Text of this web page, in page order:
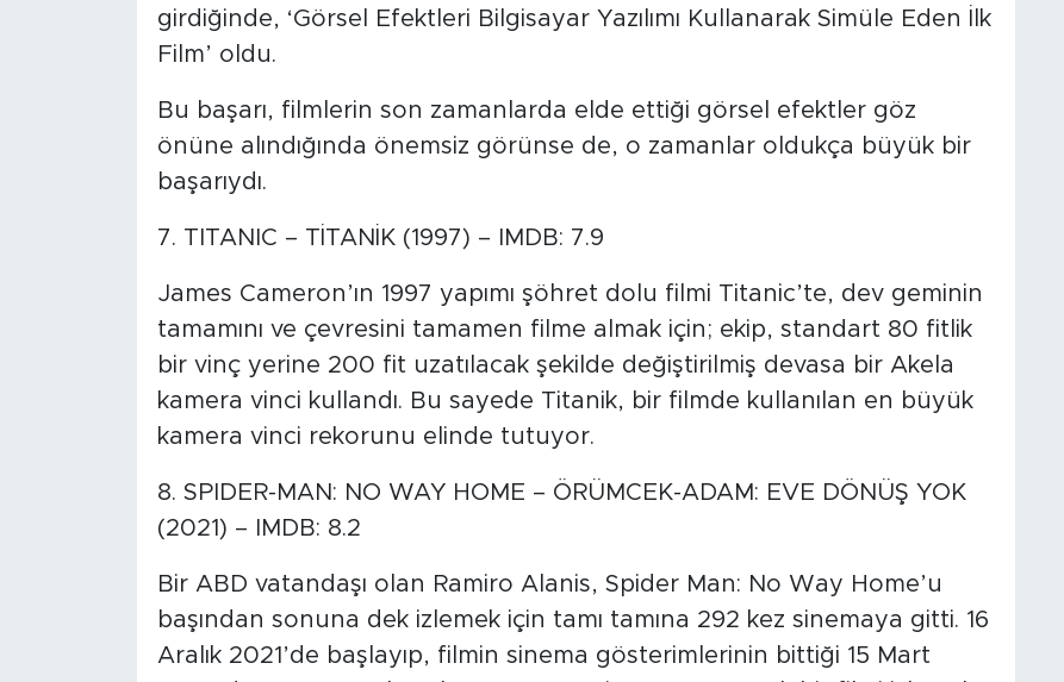
girdiğinde, ‘Görsel Efektleri Bilgisayar Yazılımı Kullanarak Simüle Eden İlk
Film’ oldu.
Bu başarı, filmlerin son zamanlarda elde ettiği görsel efektler göz
önüne alındığında önemsiz görünse de, o zamanlar oldukça büyük bir
başarıydı.
7. TITANIC – TİTANİK (1997) – IMDB: 7.9
James Cameron’ın 1997 yapımı şöhret dolu filmi Titanic’te, dev geminin
tamamını ve çevresini tamamen filme almak için; ekip, standart 80 fitlik
bir vinç yerine 200 fit uzatılacak şekilde değiştirilmiş devasa bir Akela
kamera vinci kullandı. Bu sayede Titanik, bir filmde kullanılan en büyük
kamera vinci rekorunu elinde tutuyor.
8. SPIDER-MAN: NO WAY HOME – ÖRÜMCEK-ADAM: EVE DÖNÜŞ YOK
(2021) – IMDB: 8.2
Bir ABD vatandaşı olan Ramiro Alanis, Spider Man: No Way Home’u
başından sonuna dek izlemek için tamı tamına 292 kez sinemaya gitti. 16
Aralık 2021’de başlayıp, filmin sinema gösterimlerinin bittiği 15 Mart